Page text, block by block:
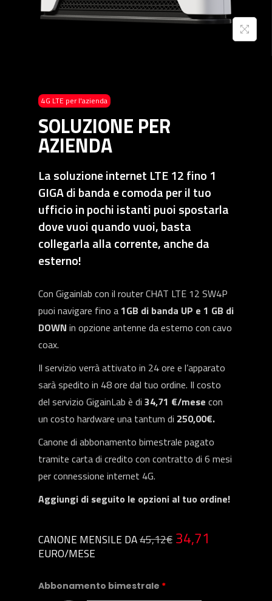
4G LTE per l'azienda
SOLUZIONE PER
AZIENDA
La soluzione internet LTE 12 fino 1
GIGA di banda e comoda per il tuo
ufficio in pochi istanti puoi spostarla
dove vuoi quando vuoi, basta
collegarla alla corrente, anche da
esterno!
Con Gigainlab con il router CHAT LTE 12 SW4P
puoi navigare fino a 1GB di banda UP e 1 GB di
DOWN in opzione antenne da esterno con cavo
coax.
Il servizio verrà attivato in 24 ore e l’apparato
sarà spedito in 48 ore dal tuo ordine. Il costo
del servizio GigainLab è di 34,71 €/mese con
un costo hardware una tantum di 250,00€.
Canone di abbonamento bimestrale pagato
tramite carta di credito con contratto di 6 mesi
per connessione internet 4G.
Aggiungi di seguito le opzioni al tuo ordine!
CANONE MENSILE DA45,12€34,71
EURO/MESE
Abbonamento bimestrale